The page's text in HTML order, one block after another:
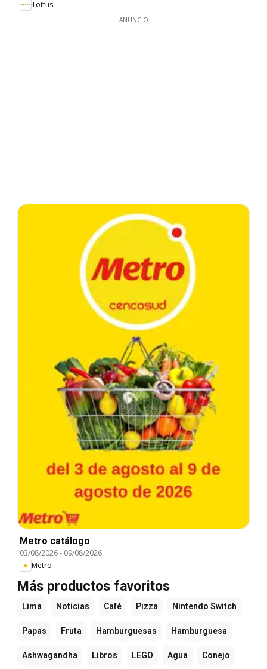
Tottus
ANUNCIO
Metro catálogo
03/08/2026- 09/08/2026
Metro
Más productos favoritos
Lima Noticias Café Pizza Nintendo Switch
Papas Fruta Hamburguesas Hamburguesa
Ashwagandha Libros LEGO Agua Conejo